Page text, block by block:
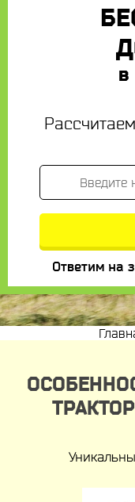
в
Ответим на